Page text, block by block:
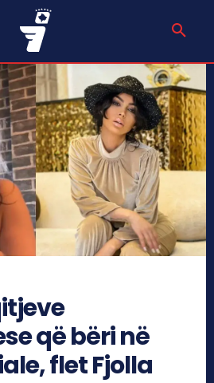
që bëri në
flet Fjolla